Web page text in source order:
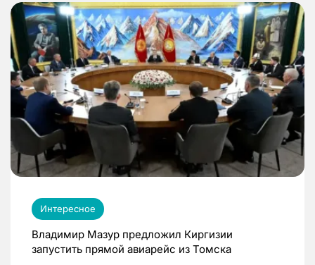
Интересное
Владимир Мазур предложил Киргизии
запустить прямой авиарейс из Томска